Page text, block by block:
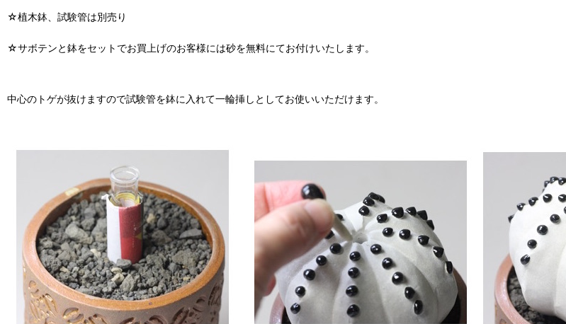
☆植木鉢、試験管は別売り
☆サボテンと鉢をセットでお買上げのお客様には砂を無料にてお付けいたします。
中心のトゲが抜けますので試験管を鉢に入れて一輪挿しとしてお使いいただけます。